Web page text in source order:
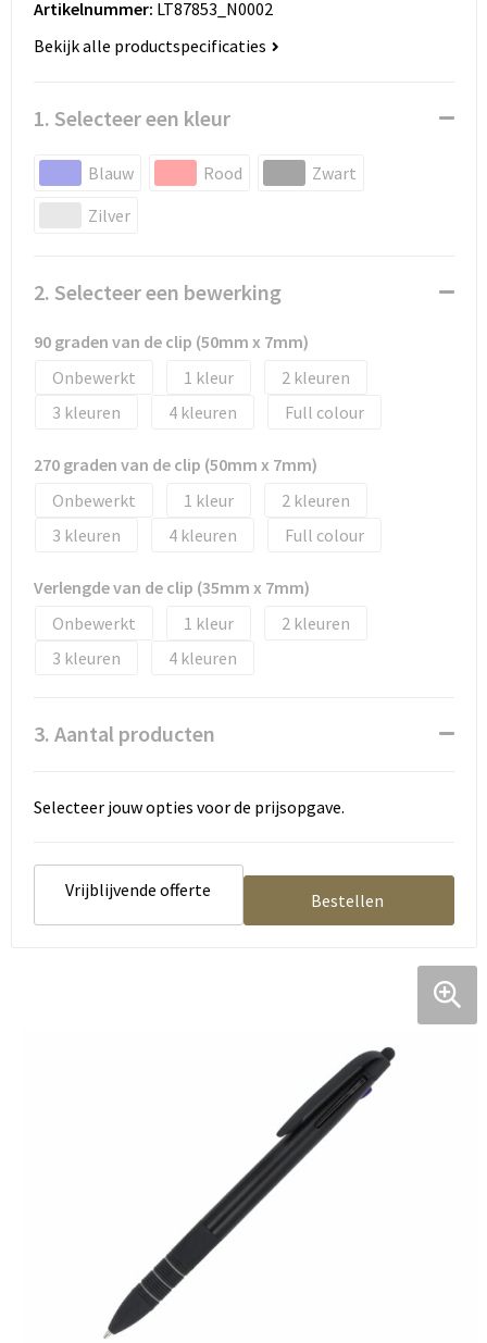
ICT
Reizen & recreatie
Scholen & Verenigingen
Wellness en zorg
Zakelijke dienstverlening
Huis, Tuin en Dier
Geboorte, kinderen en speelgoed
Landbouw
Petten, hoedjes en mutsen
Safety
Tassen en Rugzakken
Vrije tijd en reizen
Bodywarmers en vesten
Dekens, Fleecedekens en Kussens
Fluo - Veiligheid
Handschoenen en Sjaals
Jassen
Ondergoed, Sokken en Nachtkleding
Sport
Eco gifts
Reizen & Recreatie
Scholen & Vereniging
Wellness en zorg
Artikelnummer: LT87853_N0002
Bekijk alle productspecificaties
1. Selecteer een kleur
Blauw Rood
Zwart
Zilver
2. Selecteer een bewerking
90 graden van de clip (50mm x 7mm)
Onbewerkt
1
2
3
4 Full colour
270 graden van de clip (50mm x 7mm)
Onbewerkt
1
2
3
4 Full colour
Verlengde van de clip (35mm x 7mm)
Onbewerkt
1
2
3
4
3. Aantal producten
Selecteer jouw opties voor de prijsopgave.
Vrijblijvende offerte Bestellen